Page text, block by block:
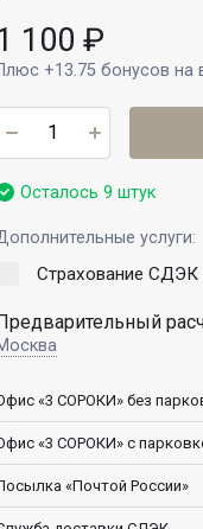
100 ₽
+13.75 бонусов на
Осталось 9 штук
услуги:
Страхование СДЭК
«3 СОРОКИ» без
«3 СОРОКИ» с
«Почтой России»